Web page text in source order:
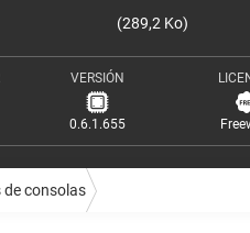
(289,2 Ko)
VERSIÓN
0.6.1.655
de consolas